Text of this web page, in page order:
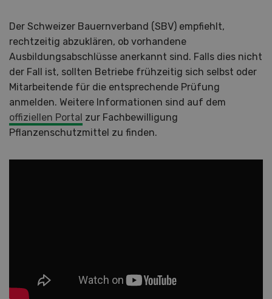
Der Schweizer Bauernverband (SBV) empfiehlt,
rechtzeitig abzuklären, ob vorhandene
Ausbildungsabschlüsse anerkannt sind. Falls dies nicht
der Fall ist, sollten Betriebe frühzeitig sich selbst oder
Mitarbeitende für die entsprechende Prüfung
anmelden. Weitere Informationen sind auf dem
offiziellen Portal zur Fachbewilligung
Pflanzenschutzmittel zu finden.